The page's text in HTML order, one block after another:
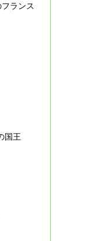
ランス
国王